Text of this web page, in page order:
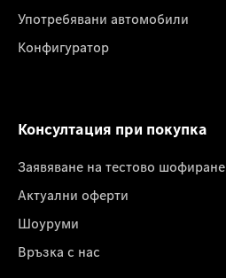
Употребявани автомобили
Конфигуратор
Консултация при покупка
Заявяване на тестово шофиране
Актуални оферти
Шоуруми
Връзка с нас